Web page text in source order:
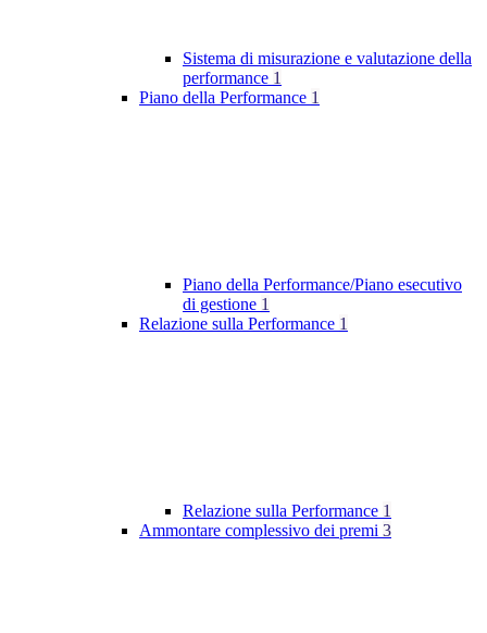
Sistema di misurazione e valutazione della
performance 1
Piano della Performance 1
Piano della Performance/Piano esecutivo
di gestione 1
Relazione sulla Performance 1
Relazione sulla Performance 1
Ammontare complessivo dei premi 3